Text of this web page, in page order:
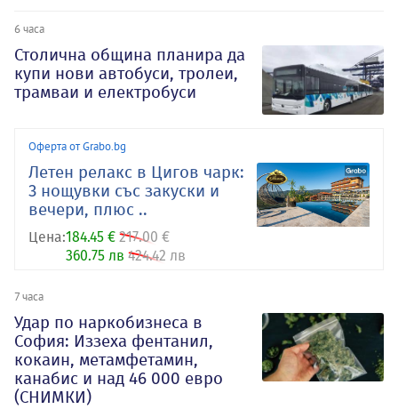
6 часа
Столична община планира да
купи нови автобуси, тролеи,
трамваи и електробуси
Оферта от Grabo.bg
Летен релакс в Цигов чарк:
3 нощувки със закуски и
вечери, плюс ..
Цена:184.45 € 217.00 €
360.75 лв 424.42 лв
7 часа
Удар по наркобизнеса в
София: Иззеха фентанил,
кокаин, метамфетамин,
канабис и над 46 000 евро
(СНИМКИ)